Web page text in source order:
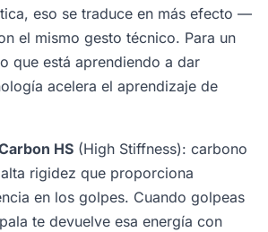
eso se traduce en más efecto —
el mismo gesto técnico. Para un
que está aprendiendo a dar
acelera el aprendizaje de
HS (High Stiffness): carbono
rigidez que proporciona
en los golpes. Cuando golpeas
te devuelve esa energía con